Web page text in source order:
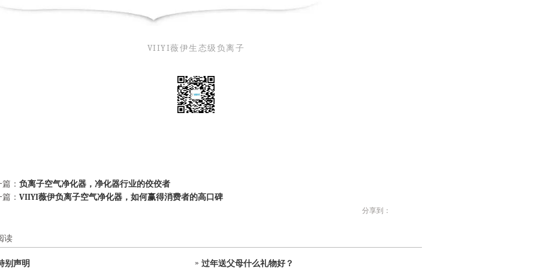
VIIYI薇伊生态级负离子
： 负离子空气净化器，净化器行业的佼佼者
： VIIYI薇伊负离子空气净化器，如何赢得消费者的高口碑
分享到：
读
别声明 过年送父母什么礼物好？